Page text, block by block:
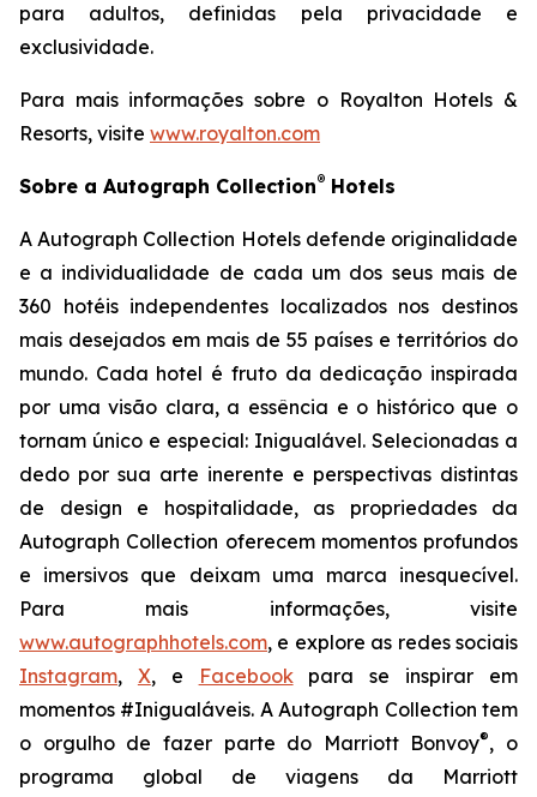
para adultos, definidas pela privacidade e
exclusividade.
Para mais informações sobre o Royalton Hotels &
Resorts, visite www.royalton.com
Sobre a Autograph Collection® Hotels
A Autograph Collection Hotels defende originalidade
e a individualidade de cada um dos seus mais de
360 hotéis independentes localizados nos destinos
mais desejados em mais de 55 países e territórios do
mundo. Cada hotel é fruto da dedicação inspirada
por uma visão clara, a essência e o histórico que o
tornam único e especial: Inigualável. Selecionadas a
dedo por sua arte inerente e perspectivas distintas
de design e hospitalidade, as propriedades da
Autograph Collection oferecem momentos profundos
e imersivos que deixam uma marca inesquecível.
Para mais informações, visite
www.autographhotels.com, e explore as redes sociais
Instagram, X, e Facebookpara se inspirar em
momentos #Inigualáveis. A Autograph Collection tem
o orgulho de fazer parte do Marriott Bonvoy®, o
programa global de viagens da Marriott